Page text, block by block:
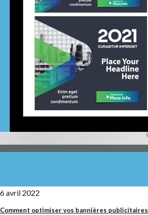
6 avril 2022
Comment optimiser vos bannières publicitaires